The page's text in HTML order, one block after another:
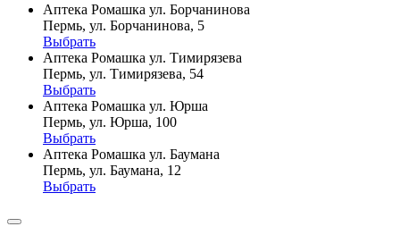
Аптека Ромашка ул. Борчанинова
Пермь, ул. Борчанинова, 5
Выбрать
Аптека Ромашка ул. Тимирязева
Пермь, ул. Тимирязева, 54
Выбрать
Аптека Ромашка ул. Юрша
Пермь, ул. Юрша, 100
Выбрать
Аптека Ромашка ул. Баумана
Пермь, ул. Баумана, 12
Выбрать